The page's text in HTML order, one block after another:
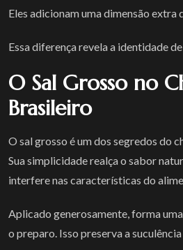
Eles adicionam uma dimensão extra
Essa diferença revela a identidade
O Sal Grosso no
Brasileiro
O sal grosso é um dos segredos do
Sua simplicidade realça o sabor
interfere nas características do
Aplicado generosamente, forma
o preparo. Isso preserva a